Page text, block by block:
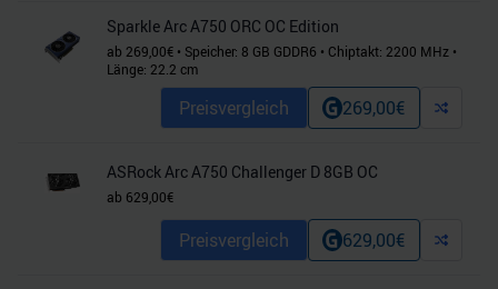
haben oder die sie im Rahmen Ihrer Nutzung der Dienste
gesammelt haben.
Sparkle Arc A750 ORC OC Edition
ab 269,00€ • Speicher: 8 GB GDDR6 • Chiptakt: 2200 MHz •
Länge: 22.2 cm
Preisvergleich 269,00€
ASRock Arc A750 Challenger D 8GB OC
ab 629,00€
Preisvergleich 629,00€